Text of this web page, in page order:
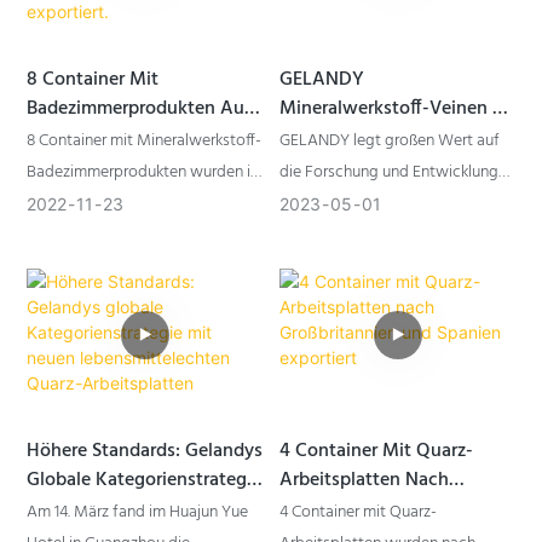
Gelandy-Mineralwerkstoff bei der
und zeigt, wie dieses Material
sowohl zur Struktur als auch zur
Optik von Innenräumen beiträgt.
8 Container Mit
Badezimmerprodukten Aus
Mineralwerkstoff Wurden In
Die USA Und Nach Kanada
Exportiert.
8 Container mit Mineralwerkstoff-
Badezimmerprodukten wurden in
die USA und nach Kanada
Die Waschbecken und
Duschwannen aus
Mineralwerkstoff werden im Werk
GELANDY hergestellt.
2022 11 23
GELANDY
Mineralwerkstoff-Veinen –
Neue Produkte | GELANDY
GELANDY legt großen Wert auf
die Forschung und Entwicklung
neuer Produkte und Farben. In
Entwicklung von
Mineralwerkstoff mit Aderoptik
erneut technologische Grenzen
überschritten.
2023 05 01
Höhere Standards: Gelandys
Globale Kategorienstrategie
Mit Neuen
Am 14. März fand im Huajun Yue
4 Container Mit Quarz-
Arbeitsplatten Nach
Großbritannien Und
4 Container mit Quarz-